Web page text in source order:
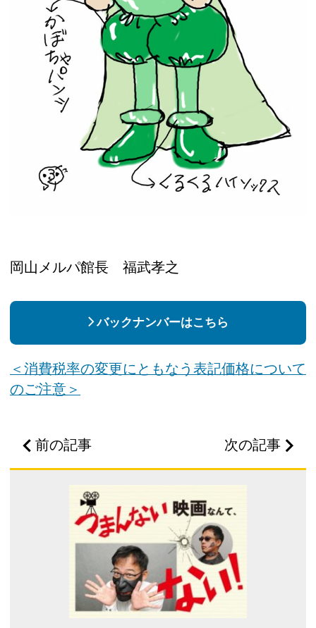
岡山メルパ館長 福武孝之
バックナンバーはこちら
＜消費税率の変更にともなう表記価格について
のご注意＞
前の記事 次の記事